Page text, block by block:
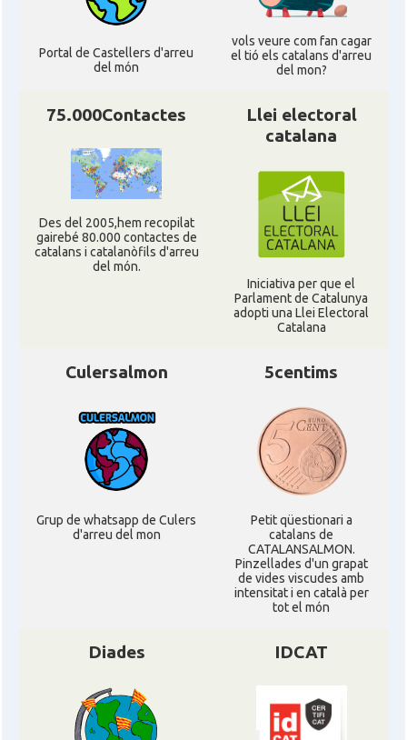
Portal de Castellers d'arreu
del món
vols veure com fan cagar
el tió els catalans d'arreu
del mon?
75.000Contactes
Des del 2005,hem recopilat
gairebé 80.000 contactes de
catalans i catalanòfils d'arreu
del món.
Llei electoral
catalana
Iniciativa per que el
Parlament de Catalunya
adopti una Llei Electoral
Catalana
Culersalmon
Grup de whatsapp de Culers
d'arreu del mon
5centims
Petit qüestionari a
catalans de
CATALANSALMON.
Pinzellades d'un grapat
de vides viscudes amb
intensitat i en català per
tot el món
Diades IDCAT